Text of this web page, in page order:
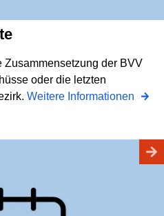
Zusammensetzung der BVV
oder die letzten
Weitere Informationen